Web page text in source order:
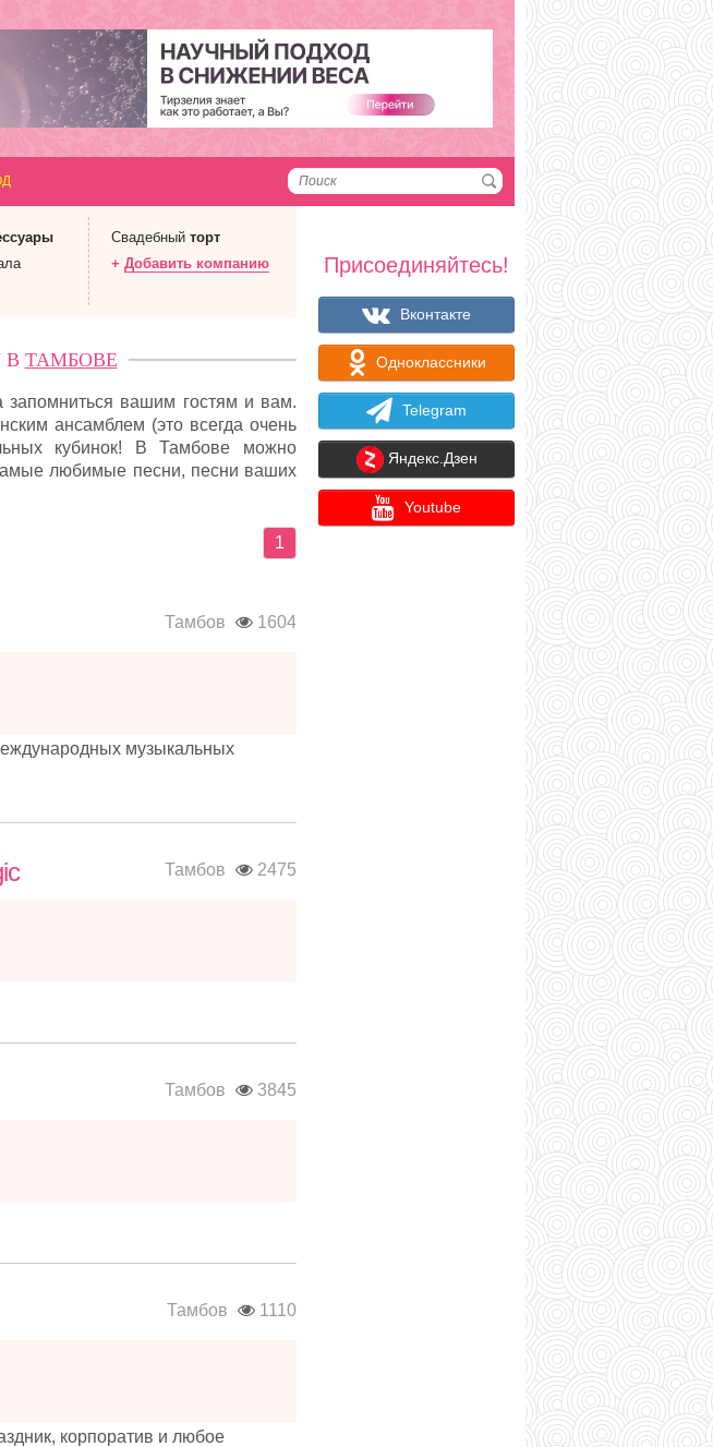
Свадебный торт
+ Добавить компанию
В ТАМБОВЕ
запомниться вашим гостям и вам.
ансамблем (это всегда очень
кубинок! В Тамбове можно
любимые песни, песни ваших
1
Тамбов 1604
музыкальных
Тамбов 2475
Тамбов 3845
Тамбов 1110
корпоратив и любое
Присоединяйтесь!
Вконтакте
Одноклассники
Telegram
Яндекс.Дзен
Youtube